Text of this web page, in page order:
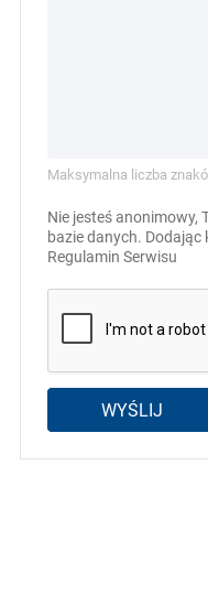
Maksymalna liczba
Nie jesteś anonimowy,
bazie danych.
Regulamin Serwisu
WYŚLIJ